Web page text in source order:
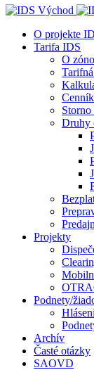
O projekte
Tarifa IDS
O
Druhy
Projekty
Podnety/
Archív
Časté otázky
SAOVD